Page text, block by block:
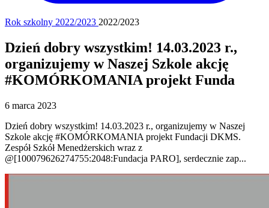
Rok szkolny 2022/2023 2022/2023
Dzień dobry wszystkim! 14.03.2023 r.,
organizujemy w Naszej Szkole akcję
#KOMÓRKOMANIA projekt Funda
6 marca 2023
Dzień dobry wszystkim! 14.03.2023 r., organizujemy w Naszej
Szkole akcję #KOMÓRKOMANIA projekt Fundacji DKMS.
Zespół Szkół Menedżerskich wraz z
@[100079626274755:2048:Fundacja PARO], serdecznie zap...